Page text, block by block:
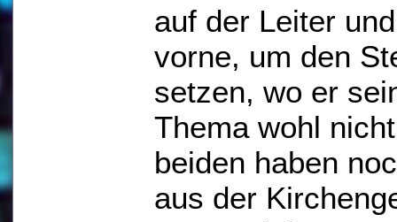
auf der Leiter
vorne, um den
setzen, wo er
Thema wohl
beiden haben
aus der